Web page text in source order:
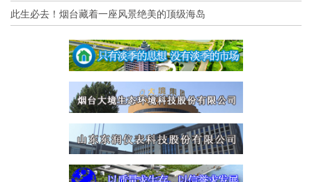
此生必去！烟台藏着一座风景绝美的顶级海岛